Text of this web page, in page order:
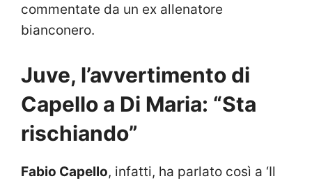
commentate da un ex allenatore
bianconero.
Juve, l’avvertimento di
Capello a Di Maria: “Sta
rischiando”
Fabio Capello, infatti, ha parlato così a ‘Il